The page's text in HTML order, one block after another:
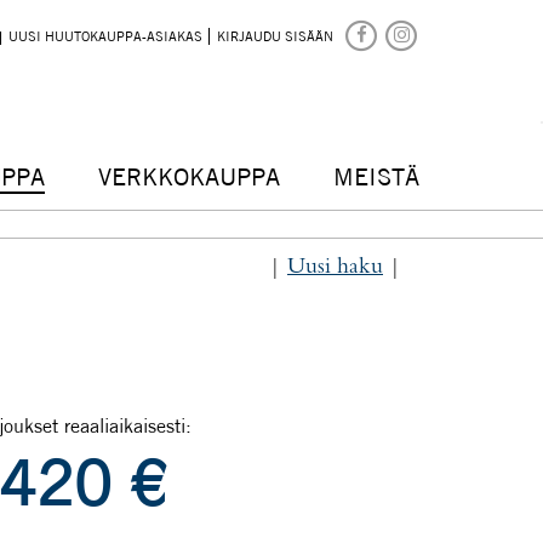
UUSI HUUTOKAUPPA-ASIAKAS KIRJAUDU SISÄÄN
VERKKOKAUPPA MEISTÄ
Uusi haku
reaaliaikaisesti:
420 €